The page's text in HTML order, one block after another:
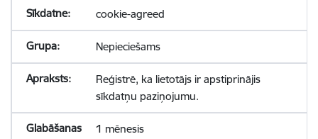
cookie-agreed
Nepieciešams
Reģistrē, ka lietotājs ir apstiprinājis
sīkdatņu paziņojumu.
1 mēnesis